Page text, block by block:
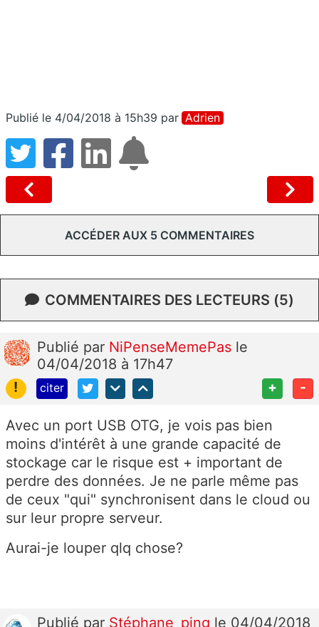
Publié le 4/04/2018 à 15h39 par Adrien
ACCÉDER AUX 5 COMMENTAIRES
COMMENTAIRES DES LECTEURS (5)
Publié par NiPenseMemePas le
04/04/2018 à 17h47
!
citer + -
Avec un port USB OTG, je vois pas bien
moins d'intérêt à une grande capacité de
stockage car le risque est + important de
perdre des données. Je ne parle même pas
de ceux "qui" synchronisent dans le cloud ou
sur leur propre serveur.
Aurai-je louper qlq chose?
Publié par Stéphane_ping le 04/04/2018